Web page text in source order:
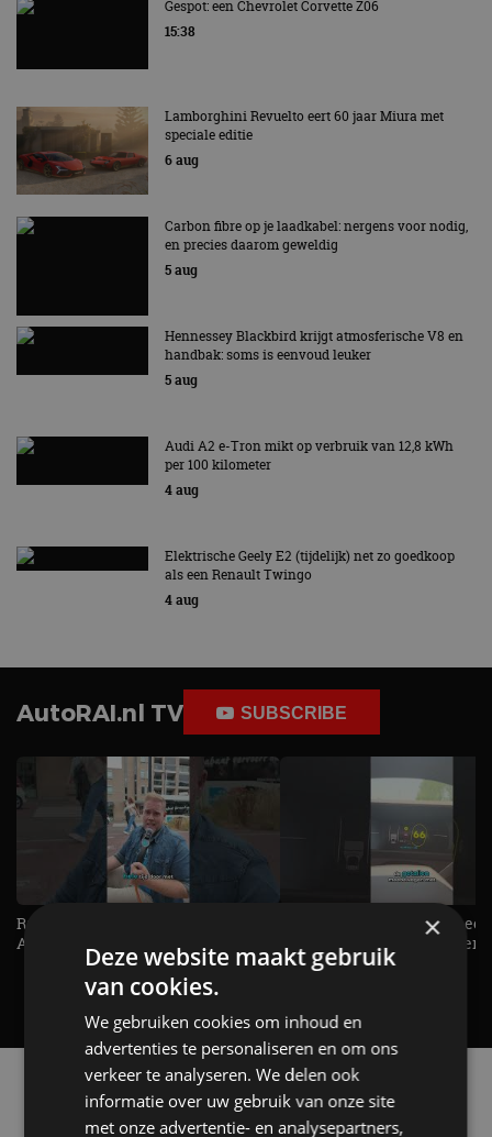
Gespot: een Chevrolet Corvette Z06
15:38
Lamborghini Revuelto eert 60 jaar Miura met
speciale editie
6 aug
Carbon fibre op je laadkabel: nergens voor nodig,
en precies daarom geweldig
5 aug
Hennessey Blackbird krijgt atmosferische V8 en
handbak: soms is eenvoud leuker
5 aug
Audi A2 e-Tron mikt op verbruik van 12,8 kWh
per 100 kilometer
4 aug
Elektrische Geely E2 (tijdelijk) net zo goedkoop
als een Renault Twingo
4 aug
AutoRAI.nl TV SUBSCRIBE
Raad jij onze nieuwe duurtester? -
AutoRAI TV
De Renault Twingo heeft een
opvallende snelheidsmeter! -
AutoRAI TV
Alle automerken
Selecteer een merk voor meer informatie, modellen
en alle nieuwsberichten
×
Deze website maakt gebruik
van cookies.
We gebruiken cookies om inhoud en
advertenties te personaliseren en om ons
verkeer te analyseren. We delen ook
informatie over uw gebruik van onze site
met onze advertentie- en analysepartners,